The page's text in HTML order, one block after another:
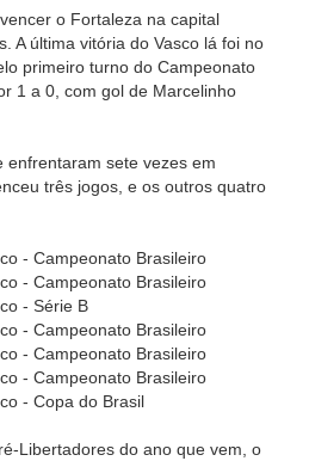
o Fortaleza na capital
A última vitória do Vasco lá foi no
primeiro turno do Campeonato
1 a 0, com gol de Marcelinho
enfrentaram sete vezes em
três jogos, e os outros quatro
- Campeonato Brasileiro
- Campeonato Brasileiro
- Série B
- Campeonato Brasileiro
- Campeonato Brasileiro
- Campeonato Brasileiro
- Copa do Brasil
Libertadores do ano que vem, o